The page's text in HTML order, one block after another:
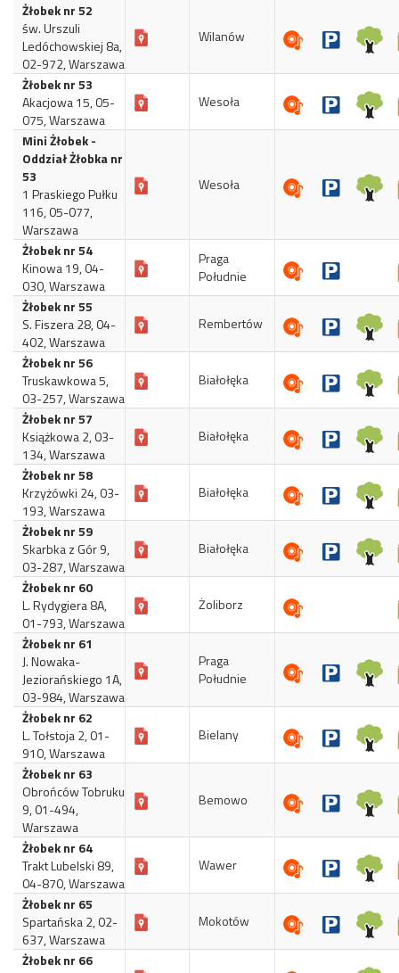
Żłobek nr 52
św. Urszuli
Ledóchowskiej 8a,
02-972, Warszawa
Wilanów
Żłobek nr 53
Akacjowa 15, 05-
075, Warszawa
Wesoła
Mini Żłobek -
Oddział Żłobka nr
53
1 Praskiego Pułku
116, 05-077,
Warszawa
Wesoła
Żłobek nr 54
Kinowa 19, 04-
030, Warszawa
Praga
Południe
Żłobek nr 55
S. Fiszera 28, 04-
402, Warszawa
Rembertów
Żłobek nr 56
Truskawkowa 5,
03-257, Warszawa
Białołęka
Żłobek nr 57
Książkowa 2, 03-
134, Warszawa
Białołęka
Żłobek nr 58
Krzyżówki 24, 03-
193, Warszawa
Białołęka
Żłobek nr 59
Skarbka z Gór 9,
03-287, Warszawa
Białołęka
Żłobek nr 60
L. Rydygiera 8A,
01-793, Warszawa
Żoliborz
Żłobek nr 61
J. Nowaka-
Jeziorańskiego 1A,
03-984, Warszawa
Praga
Południe
Żłobek nr 62
L. Tołstoja 2, 01-
910, Warszawa
Bielany
Żłobek nr 63
Obrońców Tobruku
9, 01-494,
Warszawa
Bemowo
Żłobek nr 64
Trakt Lubelski 89,
04-870, Warszawa
Wawer
Żłobek nr 65
Spartańska 2, 02-
637, Warszawa
Mokotów
Żłobek nr 66